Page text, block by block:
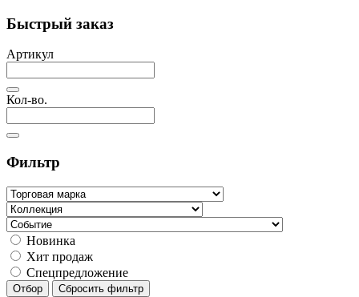
Быстрый заказ
Артикул
Кол-во.
Фильтр
Новинка
Хит продаж
Спецпредложение
Отбор Сбросить фильтр